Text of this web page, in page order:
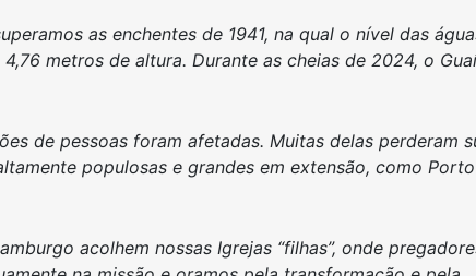
as enchentes de 1941, na qual o nível das
metros de altura. Durante as cheias de 2024, o
de pessoas foram afetadas. Muitas delas perderam
populosas e grandes em extensão, como Porto
acolhem nossas Igrejas “filhas”, onde